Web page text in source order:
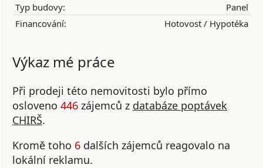
Typ budovy:
Panel
Financování:
Hotovost / Hypotéka
Výkaz mé práce
Při prodeji této nemovitosti bylo přímo
osloveno 446 zájemců z databáze poptávek
CHIRŠ.
Kromě toho 6 dalších zájemců reagovalo na
lokální reklamu.